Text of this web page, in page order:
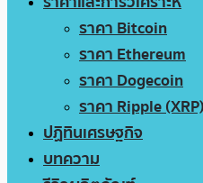
ราคา Bitcoin
ราคา Ethereum
ราคา Dogecoin
ราคา Ripple
ปฏิทินเศรษฐกิจ
บทความ